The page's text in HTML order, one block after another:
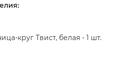
круг Твист, белая - 1 шт.